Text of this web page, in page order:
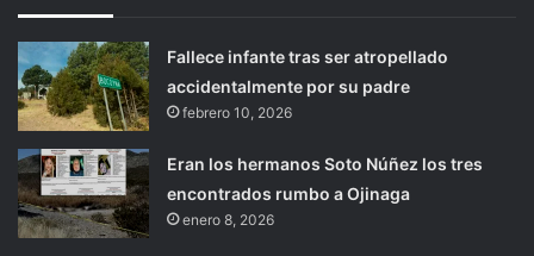
Fallece infante tras ser atropellado
accidentalmente por su padre
febrero 10, 2026
Eran los hermanos Soto Núñez los tres
encontrados rumbo a Ojinaga
enero 8, 2026